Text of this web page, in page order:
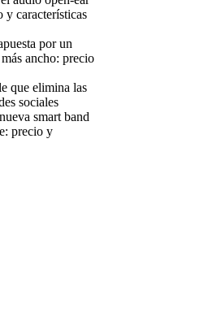
y características
por un
ancho: precio
que elimina las
sociales
smart band
precio y